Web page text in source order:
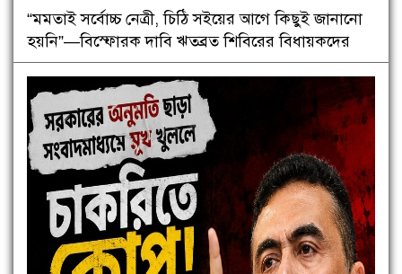
“মমতাই সর্বোচ্চ নেত্রী, চিঠি সইয়ের আগে কিছুই জানানো
হয়নি”—বিস্ফোরক দাবি ঋতব্রত শিবিরের বিধায়কদের